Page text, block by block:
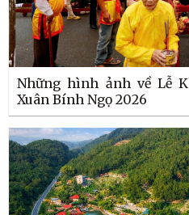
Những hình ảnh về Lễ
Xuân Bính Ngọ 2026